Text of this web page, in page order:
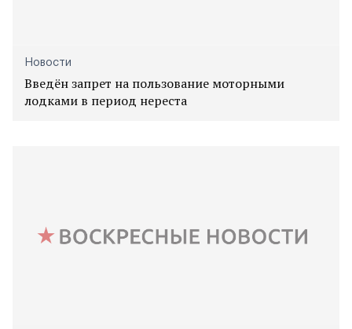
Новости
Введён запрет на пользование моторными
лодками в период нереста